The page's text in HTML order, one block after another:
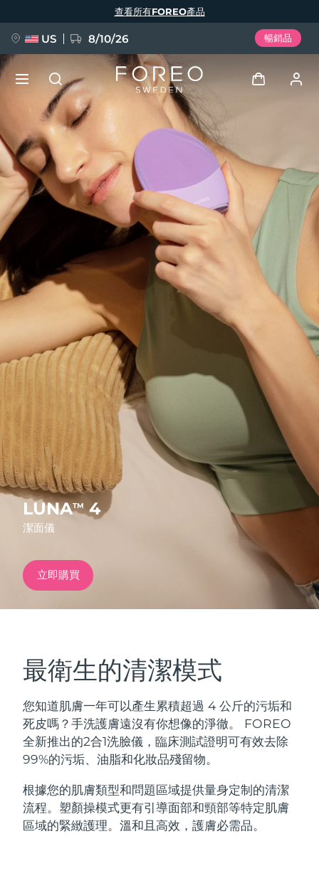
LUNATM4
潔面儀
立即購買
最衛生的清潔模式
您知道肌膚一年可以產生累積超過 4 公斤的污垢和
死皮嗎？手洗護膚遠沒有你想像的淨徹。 FOREO
全新推出的2合1洗臉儀，臨床測試證明可有效去除
99%的污垢、油脂和化妝品殘留物。
根據您的肌膚類型和問題區域提供量身定制的清潔
流程。塑顏操模式更有引導面部和頸部等特定肌膚
區域的緊緻護理。溫和且高效，護膚必需品。
查看所有FOREO產品
US 8/10/26 暢銷品
用戶信息
我的設備
我的訂單
我的地址
我的訂閱
新品
FAQ™ Pure Beauty-Tech Elixir
BREAKING NEWS
issa™ Teeth Whitening Set
FAQ™ Dual LED Panel
熱門產品
特別優惠
紅光療法
面部清潔
LUNA™ 4 套裝
Anti-aging massage
LUNA™ 4 Plus
緊致提拉
BEAR™ 2 套裝
Microcurrent toning
BEAR™ 2 go
補水保濕
UFO™ 3 套裝
口腔護理
issa™ 4
語言
English Deutsch
Español
Français
Italiano
Português
Svenska
Русский
Türkçe
简体中文 繁體中文
發貨國家
美國 預計送達日期 8/10/26
英國 預計送達日期8/9/26
西班牙 8/9/26
澳洲 預計送達日期 8/12/26
法國 預計送達日期
德國 預計送達日期
加拿大 預計送達日期 8/13/26
奧地利 預計送達日期
比利時 預計送達日期8/9/26
百慕達 預計送達日期
波士尼亞與赫塞哥維納 預計送達日期8/12/26
汶萊 預計送達日期